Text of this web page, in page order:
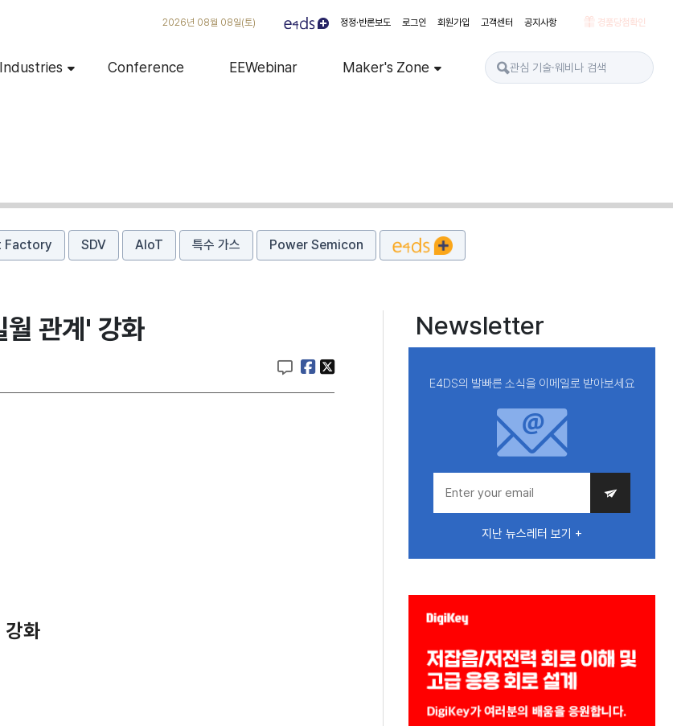
2026년 08월 08일(토) 정정·반론보도 로그인 회원가입 고객센터 공지사항 경품당첨확인
Industries Conference EEWebinar Maker's Zone
Factory SDV AIoT 특수 가스 Power Semicon
관계' 강화
화
Newsletter
E4DS의 발빠른 소식을 이메일로 받아보세요
지난 뉴스레터 보기 +